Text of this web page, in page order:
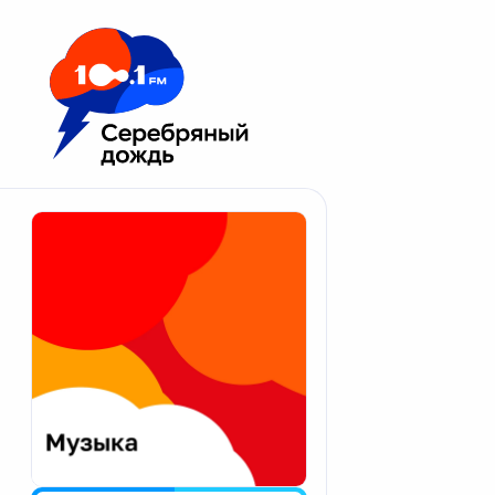
Москва 100.1 FM
Апатиты
Екатеринбург
Калининград
Калуга